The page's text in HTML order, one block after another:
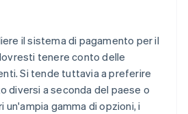
il sistema di pagamento per il
tenere conto delle
Si tende tuttavia a preferire
diversi a seconda del paese o
un'ampia gamma di opzioni, i